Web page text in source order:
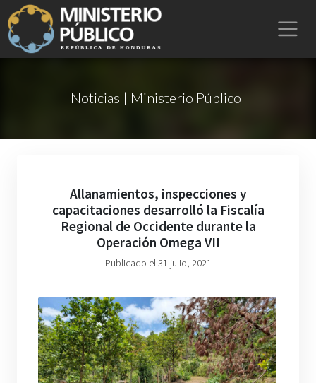
Noticias | Ministerio Público
Allanamientos, inspecciones y
capacitaciones desarrolló la Fiscalía
Regional de Occidente durante la
Operación Omega VII
Publicado el 31 julio, 2021